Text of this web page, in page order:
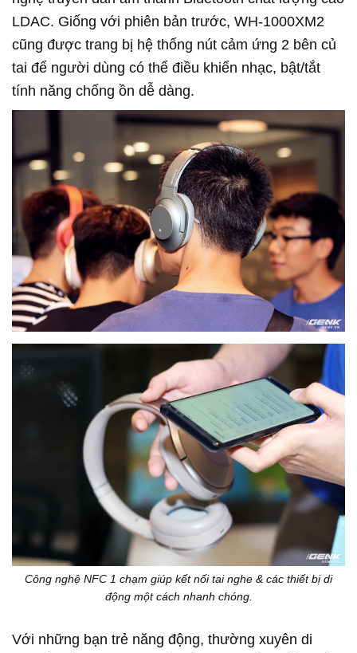
LDAC. Giống với phiên bản trước, WH-1000XM2
cũng được trang bị hệ thống nút cảm ứng 2 bên củ
tai để người dùng có thể điều khiển nhạc, bật/tắt
tính năng chống ồn dễ dàng.
Công nghệ NFC 1 chạm giúp kết nối tai nghe & các thiết bị di
động một cách nhanh chóng.
Với những bạn trẻ năng động, thường xuyên di